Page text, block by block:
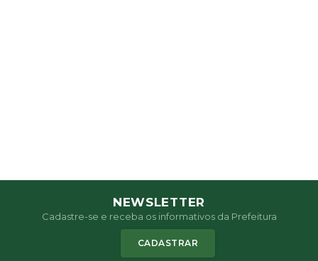
NEWSLETTER
Cadastre-se e receba os informativos da Prefeitura
CADASTRAR